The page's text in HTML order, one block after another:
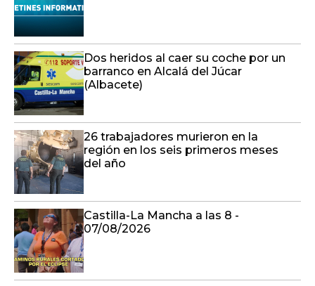
Dos heridos al caer su coche por un
barranco en Alcalá del Júcar
(Albacete)
26 trabajadores murieron en la
región en los seis primeros meses
del año
Castilla-La Mancha a las 8 -
07/08/2026